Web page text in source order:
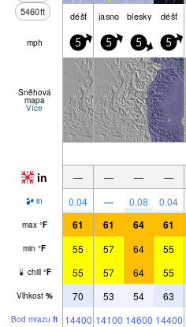
5460ft déšť jasno blesky déšť
mph 5 5 5 5
Sněhová
mapa
Více
in — — — —
in 0.04 — 0.08 0.04
max °F 61 61 64 61
min °F 55 57 64 55
chill °F 55 57 64 55
Vlhkost % 70 53 54 63
Bod mrazu ft 14400 14100 14600 14400